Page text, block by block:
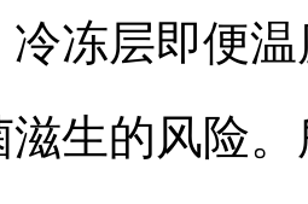
冷冻层即便
生的风险